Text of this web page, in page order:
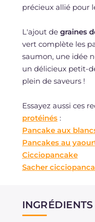
précieux allié pour
L'ajout de graines
vert complète les
saumon, une idée
un délicieux petit-
plein de saveurs !
Essayez aussi ces
protéinés:
Pancake aux
Pancakes au
Cicciopancake
Sacher
INGRÉDIENTS